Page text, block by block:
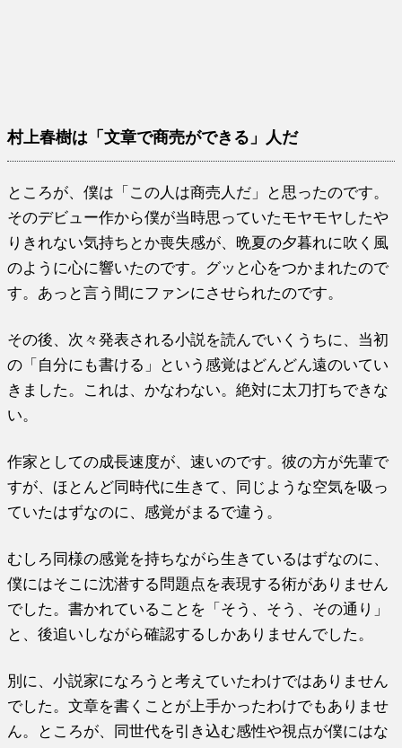
村上春樹は「文章で商売ができる」人だ
ところが、僕は「この人は商売人だ」と思ったのです。
そのデビュー作から僕が当時思っていたモヤモヤしたや
りきれない気持ちとか喪失感が、晩夏の夕暮れに吹く風
のように心に響いたのです。グッと心をつかまれたので
す。あっと言う間にファンにさせられたのです。
その後、次々発表される小説を読んでいくうちに、当初
の「自分にも書ける」という感覚はどんどん遠のいてい
きました。これは、かなわない。絶対に太刀打ちできな
い。
作家としての成長速度が、速いのです。彼の方が先輩で
すが、ほとんど同時代に生きて、同じような空気を吸っ
ていたはずなのに、感覚がまるで違う。
むしろ同様の感覚を持ちながら生きているはずなのに、
僕にはそこに沈潜する問題点を表現する術がありません
でした。書かれていることを「そう、そう、その通り」
と、後追いしながら確認するしかありませんでした。
別に、小説家になろうと考えていたわけではありません
でした。文章を書くことが上手かったわけでもありませ
ん。ところが、同世代を引き込む感性や視点が僕にはな